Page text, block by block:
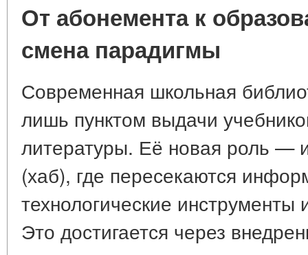
От абонемента к
смена парадигмы
Современная школьная
лишь пунктом выдачи
литературы. Её новая роль —
(хаб), где пересекаются
технологические инструменты
Это достигается через